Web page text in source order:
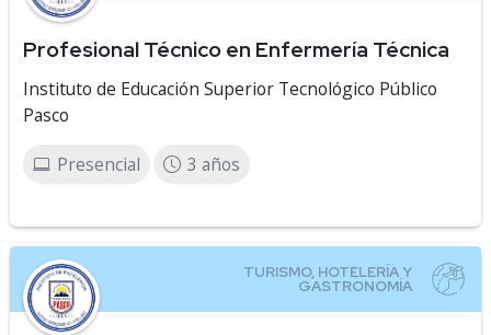
Profesional Técnico en Enfermería Técnica
Instituto de Educación Superior Tecnológico Público
Pasco
Presencial 3 años